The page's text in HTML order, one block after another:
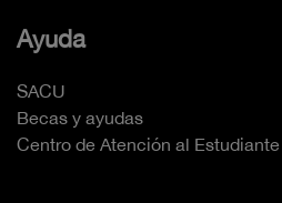
Ayuda
SACU
Becas y ayudas
Centro de Atención al Estudiante